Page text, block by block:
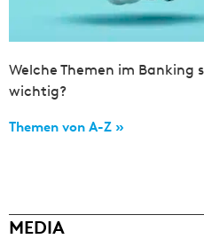
Welche Themen im
wichtig?
Themen von A-Z »
MEDIA